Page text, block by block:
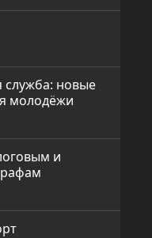
служба: новые
молодёжи
и